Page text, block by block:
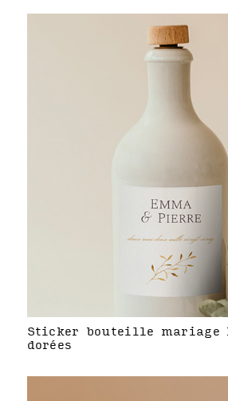
Sticker bouteille mariage
dorées